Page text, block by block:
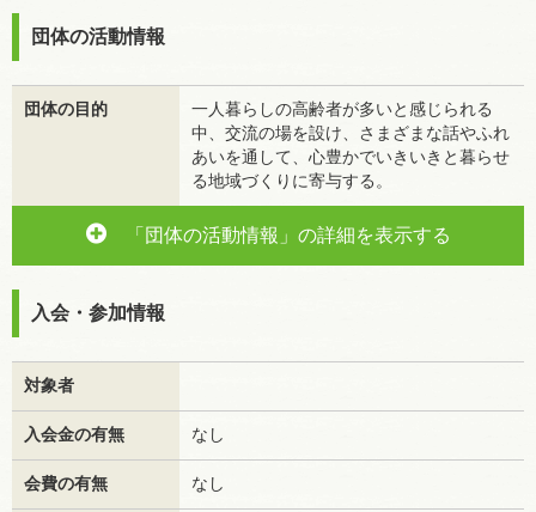
団体の活動情報
団体の目的
一人暮らしの高齢者が多いと感じられる
中、交流の場を設け、さまざまな話やふれ
あいを通して、心豊かでいきいきと暮らせ
る地域づくりに寄与する。
「団体の活動情報」の詳細を表示する
入会・参加情報
対象者
入会金の有無 なし
会費の有無 なし